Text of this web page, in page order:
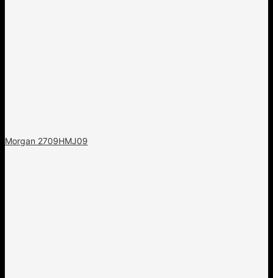
Morgan 2709HMJ09